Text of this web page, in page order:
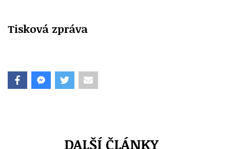
Tisková zpráva
DALŠÍ ČLÁNKY